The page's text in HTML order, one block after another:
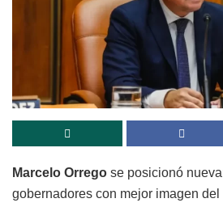
Marcelo Orrego se posicionó
gobernadores con mejor imagen